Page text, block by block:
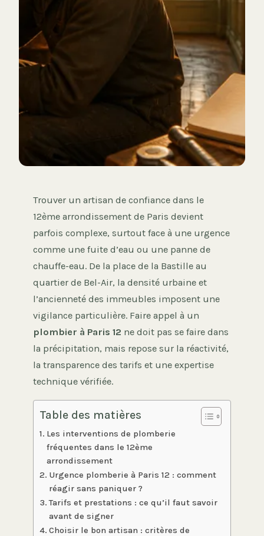
Trouver un artisan de confiance dans le
12ème arrondissement de Paris devient
parfois complexe, surtout face à une urgence
comme une fuite d’eau ou une panne de
chauffe-eau. De la place de la Bastille au
quartier de Bel-Air, la densité urbaine et
l’ancienneté des immeubles imposent une
vigilance particulière. Faire appel à un
plombier à Paris 12 ne doit pas se faire dans
la précipitation, mais repose sur la réactivité,
la transparence des tarifs et une expertise
technique vérifiée.
Table des matières
Les interventions de plomberie
fréquentes dans le 12ème
arrondissement
Urgence plomberie à Paris 12 : comment
réagir sans paniquer ?
Tarifs et prestations : ce qu’il faut savoir
avant de signer
Choisir le bon artisan : critères de